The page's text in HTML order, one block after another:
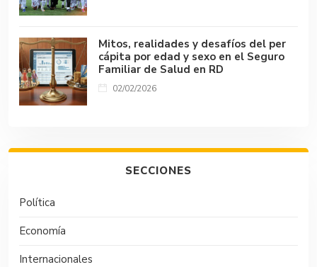
Mitos, realidades y desafíos del per
cápita por edad y sexo en el Seguro
Familiar de Salud en RD
02/02/2026
SECCIONES
Política
Economía
Internacionales